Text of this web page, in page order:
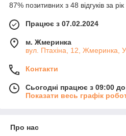
87% позитивних з 48 відгуків за рік
Працює з 07.02.2024
м. Жмеринка
вул. Птахіна, 12, Жмеринка,
Контакти
Сьогодні працює з 09:00
Показати весь графік
Про нас